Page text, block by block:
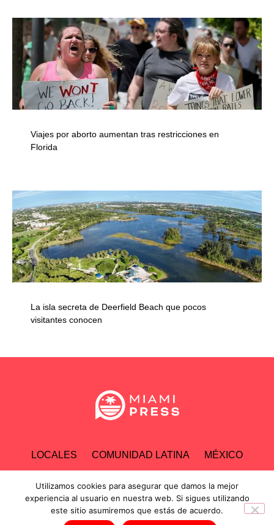
Viajes por aborto aumentan tras restricciones en
Florida
La isla secreta de Deerfield Beach que pocos
visitantes conocen
LOCALES COMUNIDAD LATINA MÉXICO
ESPECTÁCULOS TECNOLOGÍA ECONOMÍA
INVESTIGACIONES
Utilizamos cookies para asegurar que damos la mejor
experiencia al usuario en nuestra web. Si sigues utilizando
este sitio asumiremos que estás de acuerdo.